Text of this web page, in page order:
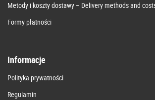
Metody i koszty dostawy – Delivery methods and
Formy płatności
Informacje
Polityka prywatności
Regulamin